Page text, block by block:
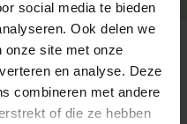
social media te bieden
Ook delen we
onze site met onze
en analyse. Deze
combineren met andere
of die ze hebben
hoe ze hun
van herhaling en
worden. De
zodat kinderen overal
producten